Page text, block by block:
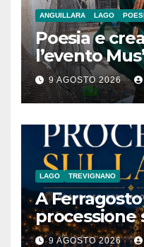
ANGUILLARA LAGO
Poesia e
l’evento
agosto 2026
Contadino
9 AGOSTO 2026
LAGO TREVIGNANO
A
processione
9 AGOSTO 2026